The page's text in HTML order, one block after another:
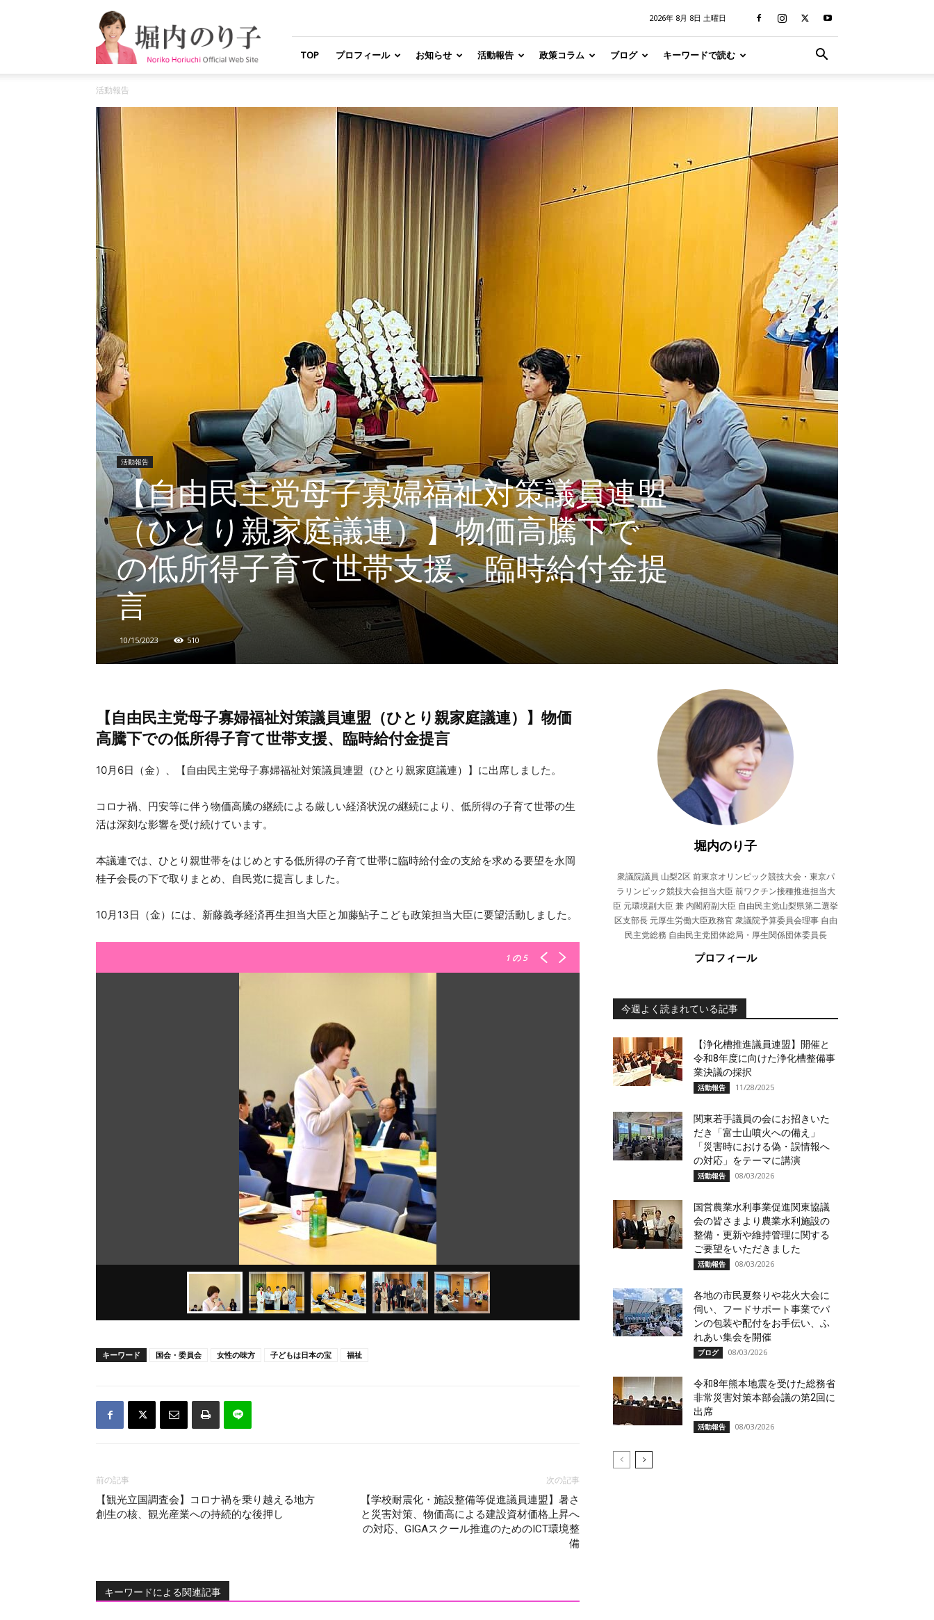
堀
内
の
り
オ
ィ
シ
ャ
ル
ウ
ェ
ブ
サ
イ
ト
2026年 8月 8日 土曜日
TOP プロフィール お知らせ 活動報告 政策コラム ブログ キーワードで読む
活動報告
活動報告
【自由民主党母子寡婦福祉対策議員連盟
（ひとり親家庭議連）】物価高騰下で
の低所得子育て世帯支援、臨時給付金提
言
10/15/2023 510
【自由民主党母子寡婦福祉対策議員連盟（ひとり親家庭議連）】物価
高騰下での低所得子育て世帯支援、臨時給付金提言
10月6日（金）、【自由民主党母子寡婦福祉対策議員連盟（ひとり親家庭議連）】に出席しました。
コロナ禍、円安等に伴う物価高騰の継続による厳しい経済状況の継続により、低所得の子育て世帯の生
活は深刻な影響を受け続けています。
本議連では、ひとり親世帯をはじめとする低所得の子育て世帯に臨時給付金の支給を求める要望を永岡
桂子会長の下で取りまとめ、自民党に提言しました。
10月13日（金）には、新藤義孝経済再生担当大臣と加藤鮎子こども政策担当大臣に要望活動しました。
1 の 5
キーワード 国会・委員会 女性の味方 子どもは日本の宝 福祉
前の記事
【観光立国調査会】コロナ禍を乗り越える地方
創生の核、観光産業への持続的な後押し
次の記事
【学校耐震化・施設整備等促進議員連盟】暑さ
と災害対策、物価高による建設資材価格上昇へ
の対応、GIGAスクール推進のためのICT環境整
備
キーワードによる関連記事
堀内のり子
衆議院議員 山梨2区 前東京オリンピック競技大会・東京パ
ラリンピック競技大会担当大臣 前ワクチン接種推進担当大
臣 元環境副大臣 兼 内閣府副大臣 自由民主党山梨県第二選挙
区支部長 元厚生労働大臣政務官 衆議院予算委員会理事 自由
民主党総務 自由民主党団体総局・厚生関係団体委員長
プロフィール
今週よく読まれている記事
【浄化槽推進議員連盟】開催と
令和8年度に向けた浄化槽整備事
業決議の採択
活動報告 11/28/2025
関東若手議員の会にお招きいた
だき「富士山噴火への備え」
「災害時における偽・誤情報へ
の対応」をテーマに講演
活動報告 08/03/2026
国営農業水利事業促進関東協議
会の皆さまより農業水利施設の
整備・更新や維持管理に関する
ご要望をいただきました
活動報告 08/03/2026
各地の市民夏祭りや花火大会に
伺い、フードサポート事業でパ
ンの包装や配付をお手伝い、ふ
れあい集会を開催
ブログ 08/03/2026
令和8年熊本地震を受けた総務省
非常災害対策本部会議の第2回に
出席
活動報告 08/03/2026